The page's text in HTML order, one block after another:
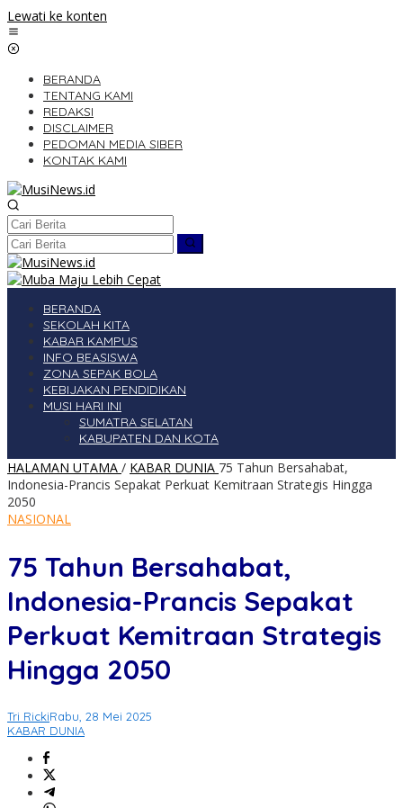
Lewati ke konten
BERANDA
TENTANG KAMI
REDAKSI
DISCLAIMER
PEDOMAN MEDIA SIBER
KONTAK KAMI
BERANDA
SEKOLAH KITA
KABAR KAMPUS
INFO BEASISWA
ZONA SEPAK BOLA
KEBIJAKAN PENDIDIKAN
MUSI HARI INI
SUMATRA SELATAN
KABUPATEN DAN KOTA
HALAMAN UTAMA / KABAR DUNIA 75 Tahun Bersahabat,
Indonesia-Prancis Sepakat Perkuat Kemitraan Strategis Hingga
2050
NASIONAL
75 Tahun Bersahabat,
Indonesia-Prancis Sepakat
Perkuat Kemitraan Strategis
Hingga 2050
Tri RickiRabu, 28 Mei 2025
KABAR DUNIA